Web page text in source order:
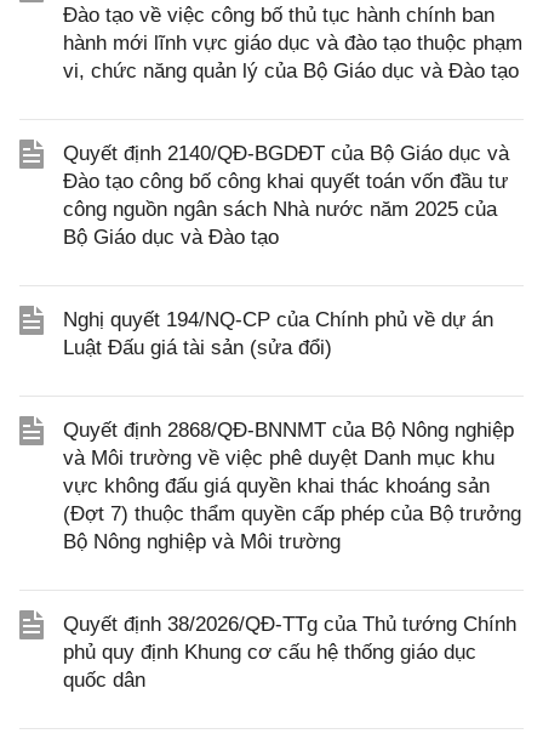
Đào tạo về việc công bố thủ tục hành chính ban
hành mới lĩnh vực giáo dục và đào tạo thuộc phạm
vi, chức năng quản lý của Bộ Giáo dục và Đào tạo
Quyết định 2140/QĐ-BGDĐT của Bộ Giáo dục và
Đào tạo công bố công khai quyết toán vốn đầu tư
công nguồn ngân sách Nhà nước năm 2025 của
Bộ Giáo dục và Đào tạo
Nghị quyết 194/NQ-CP của Chính phủ về dự án
Luật Đấu giá tài sản (sửa đổi)
Quyết định 2868/QĐ-BNNMT của Bộ Nông nghiệp
và Môi trường về việc phê duyệt Danh mục khu
vực không đấu giá quyền khai thác khoáng sản
(Đợt 7) thuộc thẩm quyền cấp phép của Bộ trưởng
Bộ Nông nghiệp và Môi trường
Quyết định 38/2026/QĐ-TTg của Thủ tướng Chính
phủ quy định Khung cơ cấu hệ thống giáo dục
quốc dân